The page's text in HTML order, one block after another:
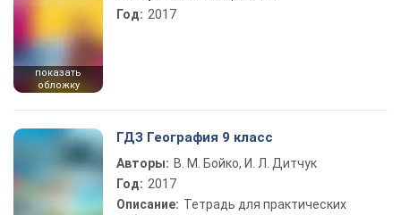
показать
обложку
Год: 2017
ГДЗ География 9 класс
Авторы: В. М. Бойко, И. Л. Дитчук
Год: 2017
Описание: Тетрадь для практических